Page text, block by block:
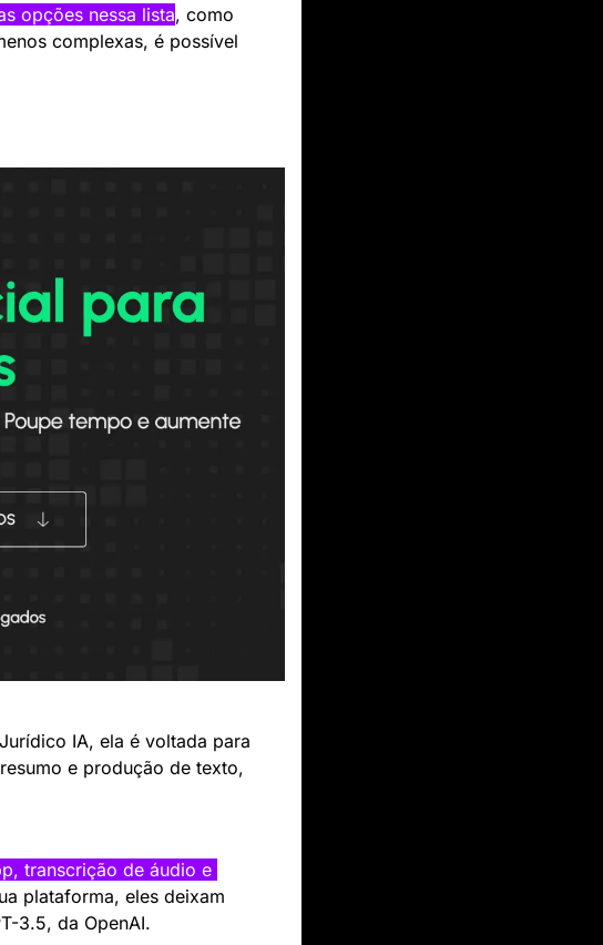
opções nessa lista, como
complexas, é possível
IA, ela é voltada para
e produção de texto,
transcrição de áudio e
plataforma, eles deixam
3.5, da OpenAI.